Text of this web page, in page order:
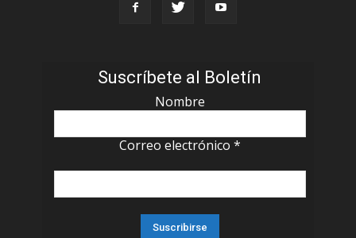
Suscríbete al Boletín
Nombre
Correo electrónico *